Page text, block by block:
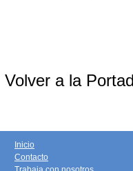
Volver a la
Inicio
Contacto